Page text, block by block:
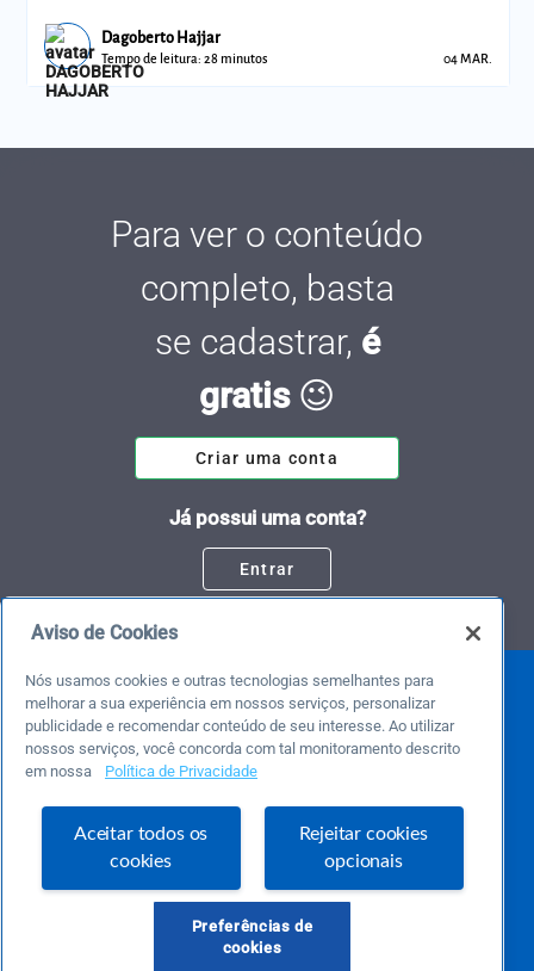
Dagoberto Hajjar
Tempo de leitura: 28 minutos 04 MAR.
Para ver o conteúdo
completo, basta
se cadastrar, é
gratis😉
Criar uma conta
Já possui uma conta?
Entrar
Este é um blog colaborativo.
O Sebrae não se responsabiliza pelo conteúdo publicado por terceiros.
Uma das maiores Comunidades de Empreendedorismo do Brasil, a Comunidade
Sebrae foi criada para entregar conteúdos em diversos formatos, inovadores,
E claro, conte sempre com o Sebrae/PR, em todos os momentos de sua vida
Aviso de Cookies
Nós usamos cookies e outras tecnologias semelhantes para
melhorar a sua experiência em nossos serviços, personalizar
publicidade e recomendar conteúdo de seu interesse. Ao utilizar
nossos serviços, você concorda com tal monitoramento descrito
em nossa
Política de Privacidade
Aceitar todos os
cookies
Rejeitar cookies
opcionais
Preferências de
cookies